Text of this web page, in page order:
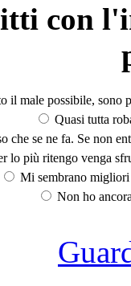
con
il male possibile, sono
Quasi tutta
che se ne fa. Se non
lo più ritengo venga
Mi sembrano
Non ho